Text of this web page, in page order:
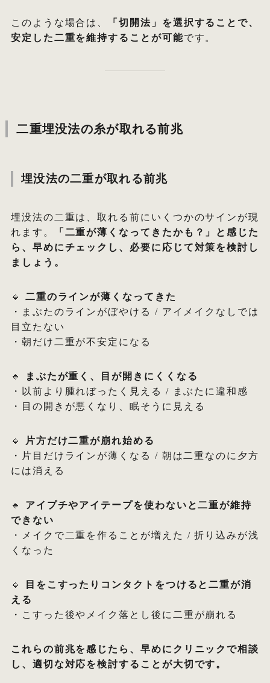
このような場合は、
「切開法」を選択することで、
安定した二重を維持することが可能です。
二重埋没法の糸が取れる前兆
埋没法の二重が取れる前兆
埋没法の二重は、取れる前にいくつかのサインが現
れます。
「二重が薄くなってきたかも？」と感じた
ら、早めにチェックし、必要に応じて対策を検討し
ましょう。
🔹 二重のラインが薄くなってきた
・まぶたのラインがぼやける / アイメイクなしでは
目立たない
・朝だけ二重が不安定になる
🔹
まぶたが重く、目が開きにくくなる
・以前より腫れぼったく見える / まぶたに違和感
・目の開きが悪くなり、眠そうに見える
🔹
片方だけ二重が崩れ始める
・片目だけラインが薄くなる / 朝は二重なのに夕方
には消える
🔹 アイプチやアイテープを使わないと二重が維持
できない
・メイクで二重を作ることが増えた / 折り込みが浅
くなった
🔹
目をこすったりコンタクトをつけると二重が消
える
・こすった後やメイク落とし後に二重が崩れる
これらの前兆を感じたら、早めにクリニックで相談
し、適切な対応を検討することが大切です。